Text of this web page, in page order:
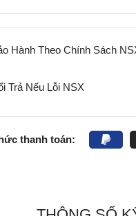
Hành Theo Chính Sách
Trả Nếu Lỗi NSX
thanh toán: